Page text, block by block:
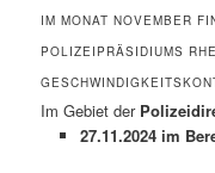
IM MONAT NOVEMBER
POLIZEIPRÄSIDIUMS
Im Gebiet der
27.11.2024 im